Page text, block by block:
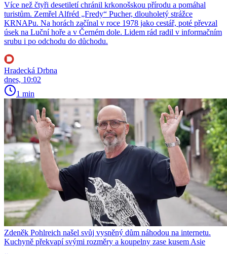
Více než čtyři desetiletí chránil krkonošskou přírodu a pomáhal
turistům. Zemřel Alfréd „Fredy“ Pucher, dlouholetý strážce
KRNAPu. Na horách začínal v roce 1978 jako cestář, poté převzal
úsek na Luční hoře a v Černém dole. Lidem rád radil v informačním
srubu i po odchodu do důchodu.
Hradecká Drbna
dnes, 10:02
1 min
Zdeněk Pohlreich našel svůj vysněný dům náhodou na internetu.
Kuchyně překvapí svými rozměry a koupelny zase kusem Asie